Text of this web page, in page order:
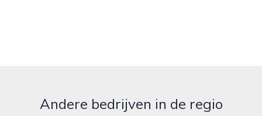
Andere bedrijven in de regio